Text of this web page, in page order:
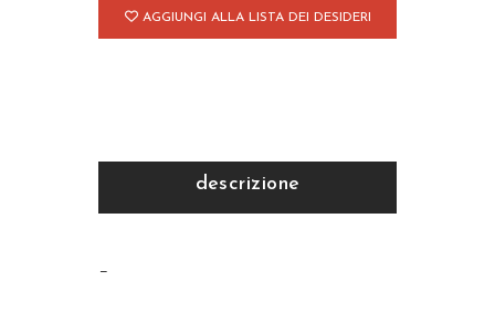
AGGIUNGI ALLA LISTA DEI DESIDERI
descrizione
–